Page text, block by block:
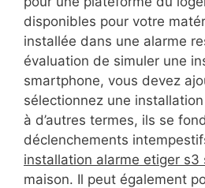
disponibles pour votre
installée dans une alarme
évaluation de simuler une
smartphone, vous devez
sélectionnez une
à d’autres termes, ils se
déclenchements
installation alarme etiger s3
maison. Il peut également